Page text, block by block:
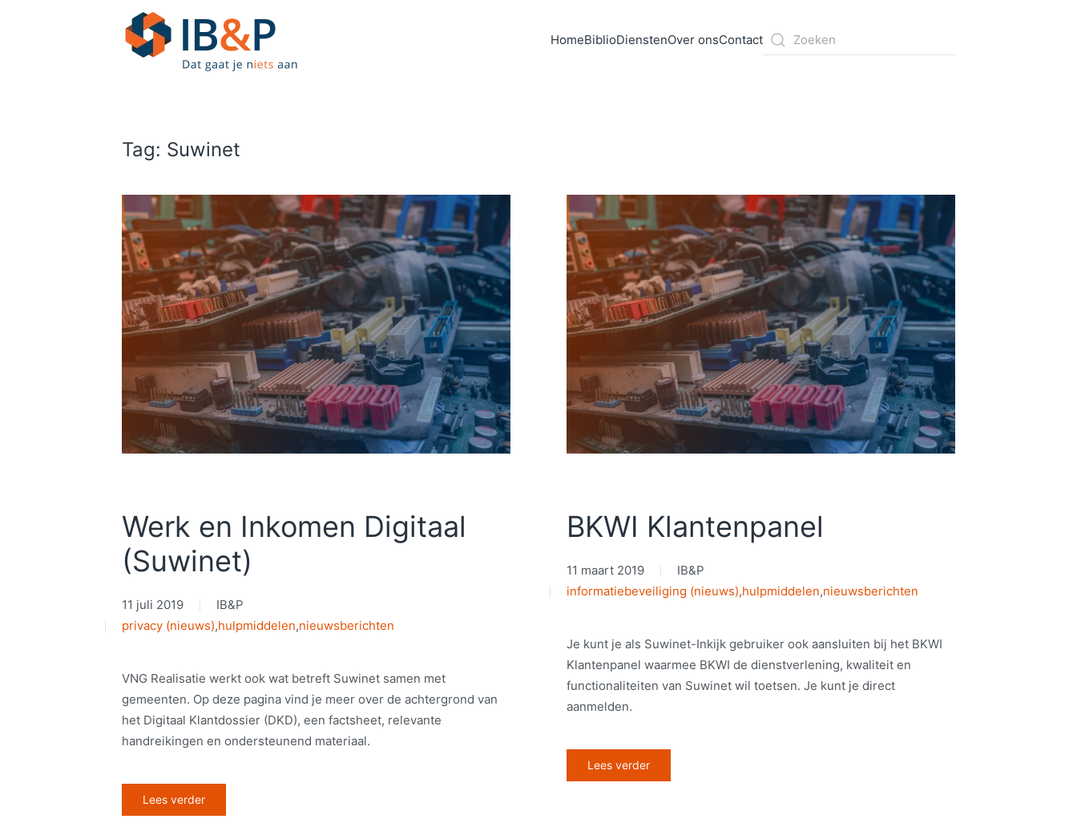
Skip to main content HomeBiblioDienstenOver onsContact
Tag: Suwinet
Werk en Inkomen Digitaal
(Suwinet)
11 juli 2019
IB&P
privacy (nieuws),hulpmiddelen,nieuwsberichten
VNG Realisatie werkt ook wat betreft Suwinet samen met
gemeenten. Op deze pagina vind je meer over de achtergrond van
het Digitaal Klantdossier (DKD), een factsheet, relevante
handreikingen en ondersteunend materiaal.
Lees verder
BKWI Klantenpanel
11 maart 2019
IB&P
informatiebeveiliging (nieuws),hulpmiddelen,nieuwsberichten
Je kunt je als Suwinet-Inkijk gebruiker ook aansluiten bij het BKWI
Klantenpanel waarmee BKWI de dienstverlening, kwaliteit en
functionaliteiten van Suwinet wil toetsen. Je kunt je direct
aanmelden.
Lees verder